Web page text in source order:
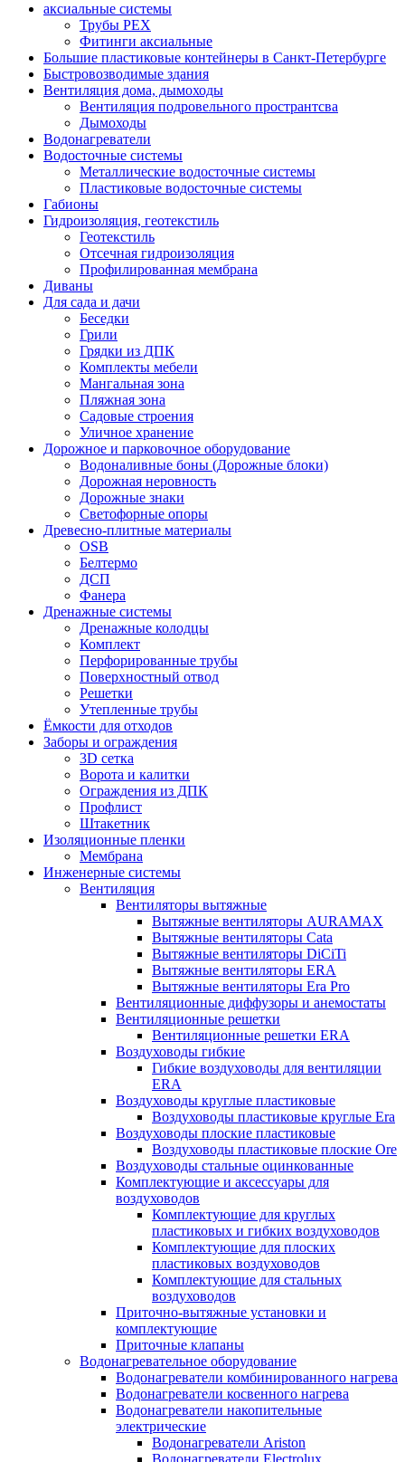
аксиальные системы
Трубы PEX
Фитинги аксиальные
Большие пластиковые контейнеры в Санкт-Петербурге
Быстровозводимые здания
Вентиляция дома, дымоходы
Вентиляция подровельного пространтсва
Дымоходы
Водонагреватели
Водосточные системы
Металлические водосточные системы
Пластиковые водосточные системы
Габионы
Гидроизоляция, геотекстиль
Геотекстиль
Отсечная гидроизоляция
Профилированная мембрана
Диваны
Для сада и дачи
Беседки
Грили
Грядки из ДПК
Комплекты мебели
Мангальная зона
Пляжная зона
Садовые строения
Уличное хранение
Дорожное и парковочное оборудование
Водоналивные боны (Дорожные блоки)
Дорожная неровность
Дорожные знаки
Светофорные опоры
Древесно-плитные материалы
OSB
Белтермо
ДСП
Фанера
Дренажные системы
Дренажные колодцы
Комплект
Перфорированные трубы
Поверхностный отвод
Решетки
Утепленные трубы
Ёмкости для отходов
Заборы и ограждения
3D сетка
Ворота и калитки
Ограждения из ДПК
Профлист
Штакетник
Изоляционные пленки
Мембрана
Инженерные системы
Вентиляция
Вентиляторы вытяжные
Вытяжные вентиляторы AURAMAX
Вытяжные вентиляторы Cata
Вытяжные вентиляторы DiCiTi
Вытяжные вентиляторы ERA
Вытяжные вентиляторы Era Pro
Вентиляционные диффузоры и анемостаты
Вентиляционные решетки
Вентиляционные решетки ERA
Воздуховоды гибкие
Гибкие воздуховоды для вентиляции
ERA
Воздуховоды круглые пластиковые
Воздуховоды пластиковые круглые Era
Воздуховоды плоские пластиковые
Воздуховоды пластиковые плоские Ore
Воздуховоды стальные оцинкованные
Комплектующие и аксессуары для
воздуховодов
Комплектующие для круглых
пластиковых и гибких воздуховодов
Комплектующие для плоских
пластиковых воздуховодов
Комплектующие для стальных
воздуховодов
Приточно-вытяжные установки и
комплектующие
Приточные клапаны
Водонагревательное оборудование
Водонагреватели комбинированного нагрева
Водонагреватели косвенного нагрева
Водонагреватели накопительные
электрические
Водонагреватели Ariston